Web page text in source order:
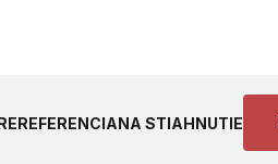
REFERENCIANA STIAHNUTIE